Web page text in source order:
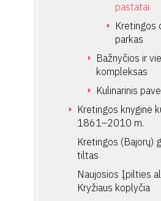
pastatai
Kretingos
parkas
Bažnyčios ir
kompleksas
Kulinarinis
Kretingos knyginė
1861–2010 m.
Kretingos (Bajorų)
tiltas
Naujosios Įpilties
Kryžiaus koplyčia